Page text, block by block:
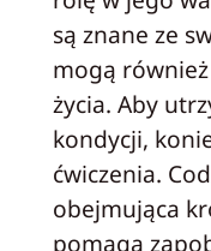
są znane ze
mogą
życia. Aby
kondycji,
ćwiczenia.
obejmująca
pomaga